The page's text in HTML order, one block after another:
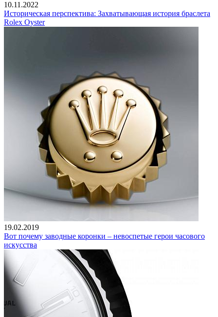
10.11.2022
Историческая перспектива: Захватывающая история браслета
Rolex Oyster
19.02.2019
Вот почему заводные коронки – невоспетые герои часового
искусства